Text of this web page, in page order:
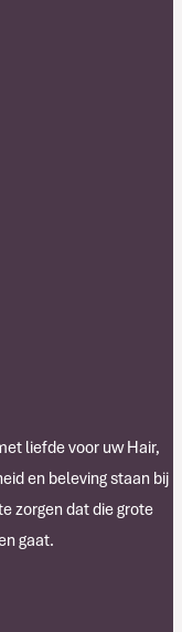
liefde voor uw Hair,
en beleving staan bij
zorgen dat die grote
gaat.